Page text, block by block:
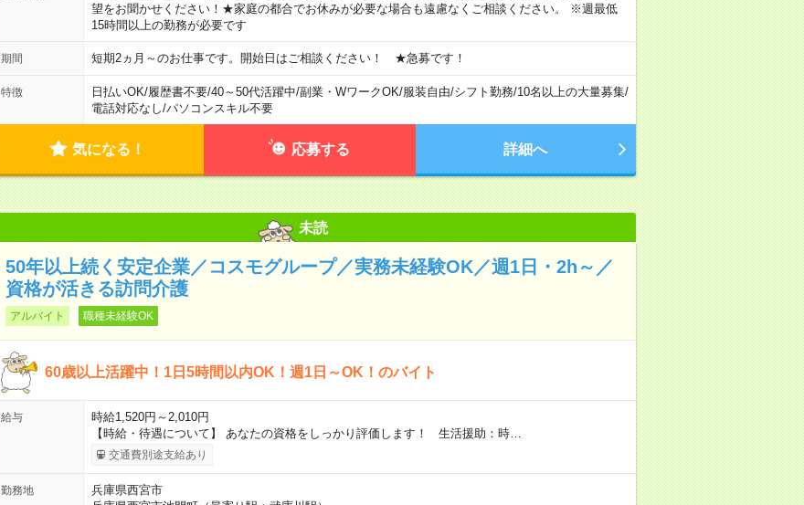
望をお聞かせください！★家庭の都合でお休みが必要な場合も遠慮なくご相談ください。 ※週最低
15時間以上の勤務が必要です
期間 短期2ヵ月～のお仕事です。開始日はご相談ください！ ★急募です！
特徴 日払いOK/履歴書不要/40～50代活躍中/副業・WワークOK/服装自由/シフト勤務/10名以上の大量募集/
電話対応なし/パソコンスキル不要
気になる！ 応募する 詳細へ
未読
50年以上続く安定企業／コスモグループ／実務未経験OK／週1日・2h～／
資格が活きる訪問介護
アルバイト 職種未経験OK
60歳以上活躍中！1日5時間以内OK！週1日～OK！のバイト
給与
時給1,520円～2,010円
【時給・待遇について】 あなたの資格をしっかり評価します！ 生活援助：時…
交通費別途支給あり
勤務地
兵庫県西宮市